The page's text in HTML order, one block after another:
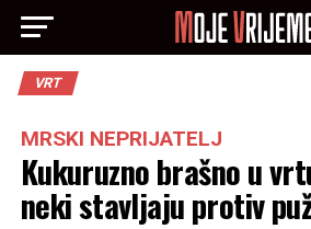
VRT
MRSKI NEPRIJATELJ
Kukuruzno brašno u
neki stavljaju protiv